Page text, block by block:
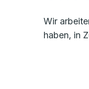
Wir
haben, in